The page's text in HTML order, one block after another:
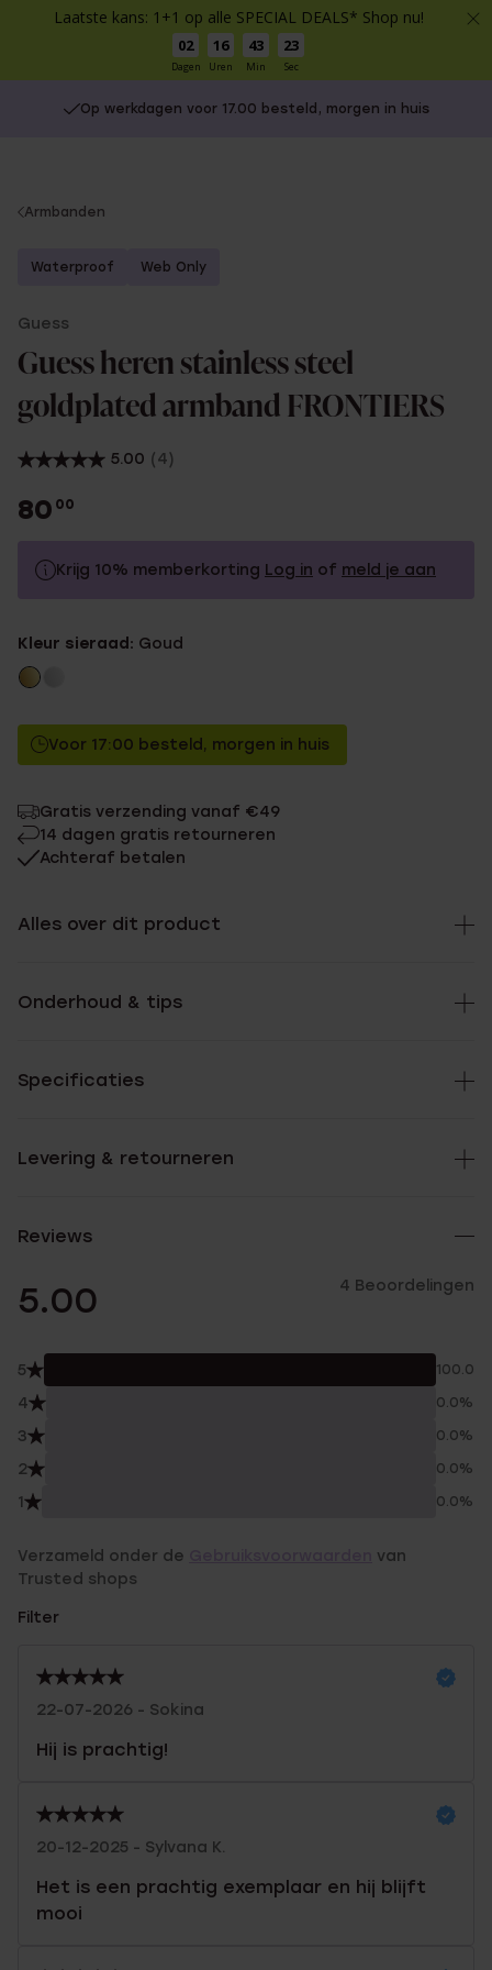
Laatste kans: 1+1 op alle SPECIAL DEALS* Shop nu!
02
Dagen
16
Uren
43
Min
23
Sec
Op werkdagen voor 17.00 besteld, morgen in huis
You
here:
Armbanden
Waterproof Web Only
Guess
Guess heren stainless steel
goldplated armband FRONTIERS
5.00 (4)
80 00
Krijg 10% memberkorting Log in of meld je aan
Zonder memberkorting
Kleur sieraad: Goud
Voor 17:00 besteld, morgen in huis
Gratis verzending vanaf €49
14 dagen gratis retourneren
Achteraf betalen
Alles over dit product
Onderhoud & tips
Specificaties
Levering & retourneren
Reviews
5.00 4 Beoordelingen
5 100.0%
4 0.0%
3 0.0%
2 0.0%
1 0.0%
Verzameld onder de
van
Trusted shops
Filter
22-07-2026 - Sokina
Hij is prachtig!
20-12-2025 - Sylvana K.
Het is een prachtig exemplaar en hij blijft
mooi